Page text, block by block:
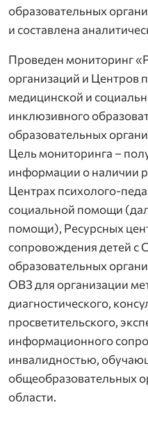
образовательных
и составлена
Проведен мониторинг
организаций и Центров
медицинской и
инклюзивного
образовательных
Цель мониторинга –
информации о наличии
Центрах психолого-
социальной помощи
помощи), Ресурсных
сопровождения детей с
образовательных
ОВЗ для организации
диагностического,
просветительского,
информационного
инвалидностью,
общеобразовательных
области.